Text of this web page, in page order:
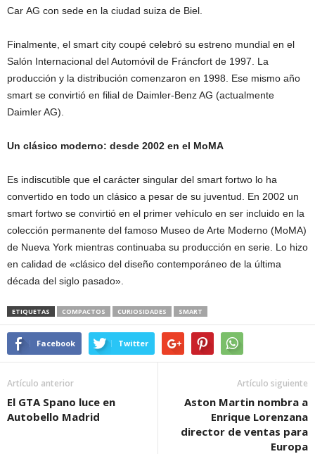
Car AG con sede en la ciudad suiza de Biel.
Finalmente, el smart city coupé celebró su estreno mundial en el
Salón Internacional del Automóvil de Fráncfort de 1997. La
producción y la distribución comenzaron en 1998. Ese mismo año
smart se convirtió en filial de Daimler-Benz AG (actualmente
Daimler AG).
Un clásico moderno: desde 2002 en el MoMA
Es indiscutible que el carácter singular del smart fortwo lo ha
convertido en todo un clásico a pesar de su juventud. En 2002 un
smart fortwo se convirtió en el primer vehículo en ser incluido en la
colección permanente del famoso Museo de Arte Moderno (MoMA)
de Nueva York mientras continuaba su producción en serie. Lo hizo
en calidad de «clásico del diseño contemporáneo de la última
década del siglo pasado».
ETIQUETAS COMPACTOS CURIOSIDADES SMART
Facebook Twitter
Artículo anterior
El GTA Spano luce en
Autobello Madrid
Artículo siguiente
Aston Martin nombra a
Enrique Lorenzana
director de ventas para
Europa